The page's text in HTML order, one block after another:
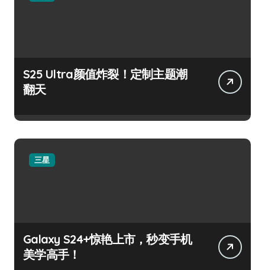
S25 Ultra颜值炸裂！定制主题潮
翻天
三星
Galaxy S24+惊艳上市，秒变手机
美学高手！